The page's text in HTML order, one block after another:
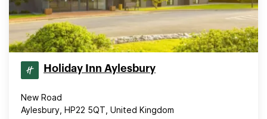
Holiday Inn Aylesbury
New Road
Aylesbury, HP22 5QT, United Kingdom